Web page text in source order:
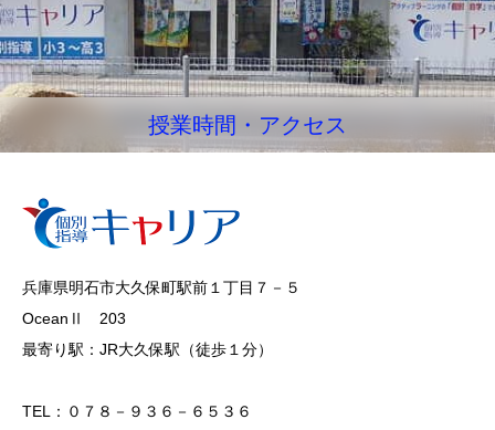
授業時間・アクセス
兵庫県明石市大久保町駅前１丁目７－５
OceanⅡ 203
最寄り駅：JR大久保駅（徒歩１分）
TEL：０７８－９３６－６５３６